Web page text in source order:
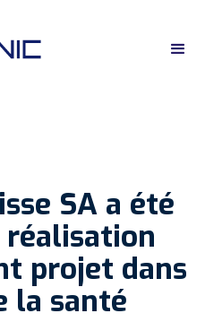
SA a été
réalisation
projet dans
la santé